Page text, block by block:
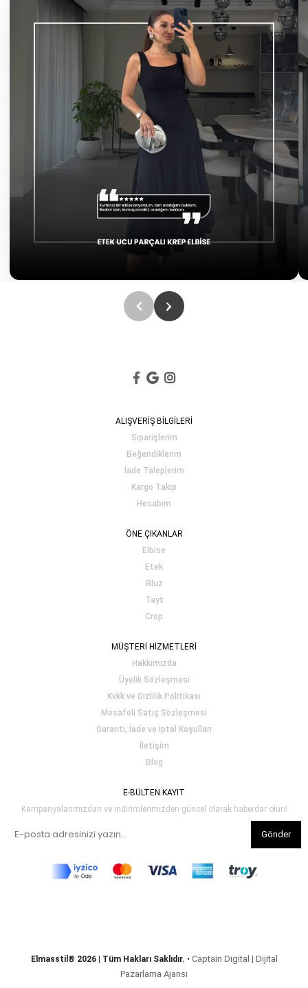
ALIŞVERİŞ BİLGİLERİ
Siparişlerim
Beğendiklerim
İade Taleplerim
Kargo Takip
Hesabım
ÖNE ÇIKANLAR
Elbise
Etek
Bluz
Tayt
Crop
MÜŞTERİ HİZMETLERİ
Hakkımızda
Üyelik Sözleşmesi
Kvkk ve Gizlilik Politikası
Mesafeli Satış Sözleşmesi
Garanti, İade ve İptal Koşulları
İletişim
Blog
E-BÜLTEN KAYIT
Kampanyalarımızdan ve indirimlerimizden güncel olarak haberdar olun!
Gönder
Elmasstil® 2026 | Tüm Hakları Saklıdır. • Captain Digital | Dijital
Pazarlama Ajansı